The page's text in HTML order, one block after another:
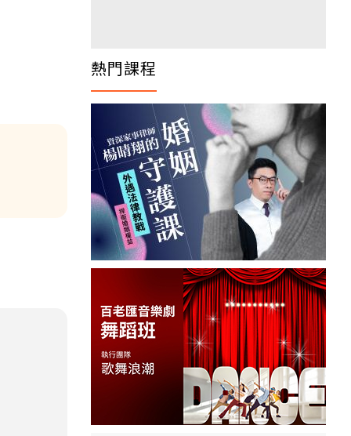
熱門課程